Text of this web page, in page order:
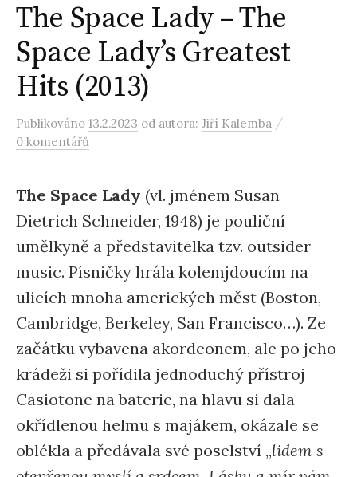
The Space Lady – The
Space Lady’s Greatest
Hits (2013)
Publikováno 13.2.2023 od autora: Jiří Kalemba /
0 komentářů
The Space Lady (vl. jménem Susan
Dietrich Schneider, 1948) je pouliční
umělkyně a představitelka tzv. outsider
music. Písničky hrála kolemjdoucím na
ulicích mnoha amerických měst (Boston,
Cambridge, Berkeley, San Francisco…). Ze
začátku vybavena akordeonem, ale po jeho
krádeži si pořídila jednoduchý přístroj
Casiotone na baterie, na hlavu si dala
okřídlenou helmu s majákem, okázale se
oblékla a předávala své poselství „lidem s